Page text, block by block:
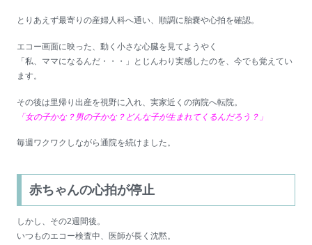
とりあえず最寄りの産婦人科へ通い、順調に胎嚢や心拍を確認。
エコー画面に映った、動く小さな心臓を見てようやく
「私、ママになるんだ・・・」とじんわり実感したのを、今でも覚えてい
ます。
その後は里帰り出産を視野に入れ、実家近くの病院へ転院。
「女の子かな？男の子かな？どんな子が生まれてくるんだろう？」
毎週ワクワクしながら通院を続けました。
赤ちゃんの心拍が停止
しかし、その2週間後。
いつものエコー検査中、医師が長く沈黙。